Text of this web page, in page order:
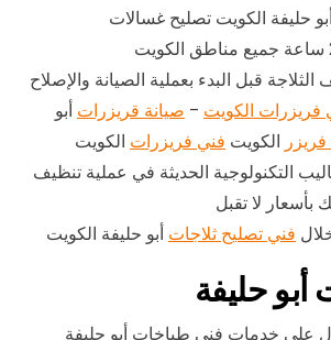
أبو حليفة الكويت تصليح غسالات
الثلاجة قبل البدء بعملية الصيانة والإصلاح
فريزرات الكويت – صيانة قريزرات أبو
الكويت فني فريزرات الكويت
التكنولوجية الحديثة في عملية تنظيف
بأسعار لا تقبل
فني تصليح ثلاجات أبو حليفة الكويت
حليفة
خدمات فني طباخات أبو حليفة